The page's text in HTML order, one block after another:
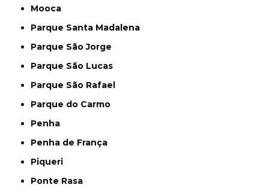
Mooca
Parque Santa Madalena
Parque São Jorge
Parque São Lucas
Parque São Rafael
Parque do Carmo
Penha
Penha de França
Piqueri
Ponte Rasa